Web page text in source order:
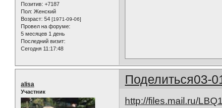
Позитив: +7187
Пол: Женский
Возраст: 54 [1971-09-06]
Провел на форуме:
5 месяцев 1 день
Последний визит:
Сегодня 11:17:48
Поделиться03-
alisa
Участник
http://files.mail.ru/